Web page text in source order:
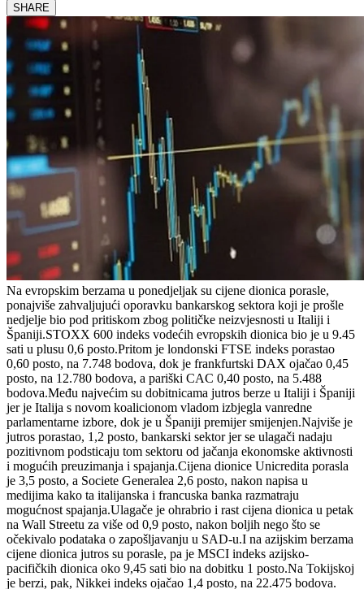
SHARE
Na evropskim berzama u ponedjeljak su cijene dionica porasle,
ponajviše zahvaljujući oporavku bankarskog sektora koji je prošle
nedjelje bio pod pritiskom zbog političke neizvjesnosti u Italiji i
Španiji.STOXX 600 indeks vodećih evropskih dionica bio je u 9.45
sati u plusu 0,6 posto.Pritom je londonski FTSE indeks porastao
0,60 posto, na 7.748 bodova, dok je frankfurtski DAX ojačao 0,45
posto, na 12.780 bodova, a pariški CAC 0,40 posto, na 5.488
bodova.Među najvećim su dobitnicama jutros berze u Italiji i Španiji
jer je Italija s novom koalicionom vladom izbjegla vanredne
parlamentarne izbore, dok je u Španiji premijer smijenjen.Najviše je
jutros porastao, 1,2 posto, bankarski sektor jer se ulagači nadaju
pozitivnom podsticaju tom sektoru od jačanja ekonomske aktivnosti
i mogućih preuzimanja i spajanja.Cijena dionice Unicredita porasla
je 3,5 posto, a Societe Generalea 2,6 posto, nakon napisa u
medijima kako ta italijanska i francuska banka razmatraju
mogućnost spajanja.Ulagače je ohrabrio i rast cijena dionica u petak
na Wall Streetu za više od 0,9 posto, nakon boljih nego što se
očekivalo podataka o zapošljavanju u SAD-u.I na azijskim berzama
cijene dionica jutros su porasle, pa je MSCI indeks azijsko-
pacifičkih dionica oko 9,45 sati bio na dobitku 1 posto.Na Tokijskoj
je berzi, pak, Nikkei indeks ojačao 1,4 posto, na 22.475 bodova.